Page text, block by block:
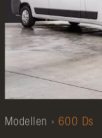
Modellen 600 Ds